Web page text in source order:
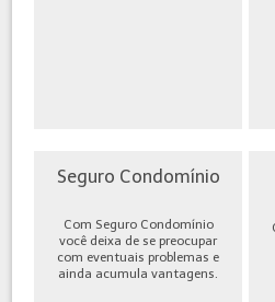
Seguro Condomínio
Com Seguro Condomínio
você deixa de se preocupar
com eventuais problemas e
ainda acumula vantagens.